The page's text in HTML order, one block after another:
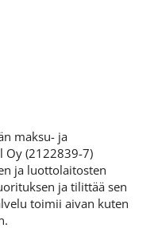
maksu- ja
Oy (2122839-7)
ja luottolaitosten
ja tilittää sen
toimii aivan kuten